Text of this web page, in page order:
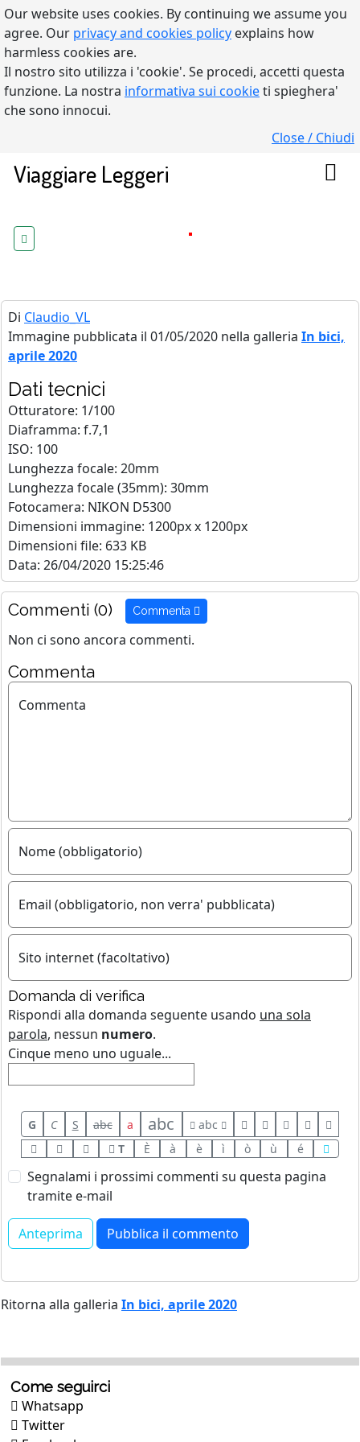
Our website uses cookies. By continuing we assume you
agree. Our privacy and cookies policy explains how
harmless cookies are.
Il nostro sito utilizza i 'cookie'. Se procedi, accetti questa
funzione. La nostra informativa sui cookieti spieghera'
che sono innocui.
Close / Chiudi
Viaggiare Leggeri
Di Claudio_VL
Immagine pubblicata il 01/05/2020 nella galleria In bici,
aprile 2020
Dati tecnici
Otturatore: 1/100
Diaframma: f.7,1
ISO: 100
Lunghezza focale: 20mm
Lunghezza focale (35mm): 30mm
Fotocamera: NIKON D5300
Dimensioni immagine: 1200px x 1200px
Dimensioni file: 633 KB
Data: 26/04/2020 15:25:46
Commenti (0) Commenta
Non ci sono ancora commenti.
Commenta
Commenta
Nome (obbligatorio)
Email (obbligatorio, non verra' pubblicata)
Sito internet (facoltativo)
Domanda di verifica
Rispondi alla domanda seguente usando una sola
parola, nessun numero.
Cinque meno uno uguale...
G C S abc a abc
abc
T
È à è ì ò ù é
Segnalami i prossimi commenti su questa pagina
tramite e-mail
Ritorna alla galleria In bici, aprile 2020
Come seguirci
Whatsapp
Twitter